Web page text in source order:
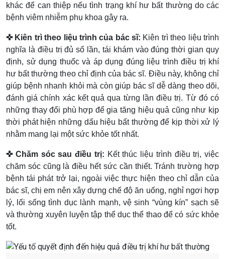
khác để can thiệp nếu tình trạng khí hư bất thường do các
bệnh viêm nhiễm phụ khoa gây ra.
✜ Kiên trì theo liệu trình của bác sĩ: Kiên trì theo liệu trình
nghĩa là điều trị đủ số lần, tái khám vào đúng thời gian quy
định, sử dụng thuốc và áp dụng đúng liệu trình điều trị khí
hư bất thường theo chỉ định của bác sĩ. Điều này, không chỉ
giúp bệnh nhanh khỏi mà còn giúp bác sĩ dễ dàng theo dõi,
đánh giá chính xác kết quả qua từng lần điều trị. Từ đó có
những thay đổi phù hợp để gia tăng hiệu quả cũng như kịp
thời phát hiện những dấu hiệu bất thường để kịp thời xử lý
nhằm mang lại một sức khỏe tốt nhất.
✜ Chăm sóc sau điều trị: Kết thúc liệu trình điều trị, việc
chăm sóc cũng là điều hết sức cần thiết. Tránh trường hợp
bệnh tái phát trở lại, ngoài việc thực hiện theo chỉ dẫn của
bác sĩ, chị em nên xây dựng chế độ ăn uống, nghỉ ngơi hợp
lý, lối sống tình dục lành mạnh, vệ sinh “vùng kín” sạch sẽ
và thường xuyên luyện tập thể dục thể thao để có sức khỏe
tốt.